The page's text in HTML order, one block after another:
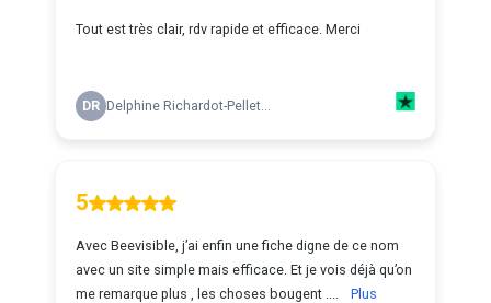
Tout est très clair, rdv rapide et efficace. Merci
DR Delphine Richardot-Pellet...
5
Avec Beevisible, j’ai enfin une fiche digne de ce nom
avec un site simple mais efficace. Et je vois déjà qu’on
me remarque plus , les choses bougent ....
Plus